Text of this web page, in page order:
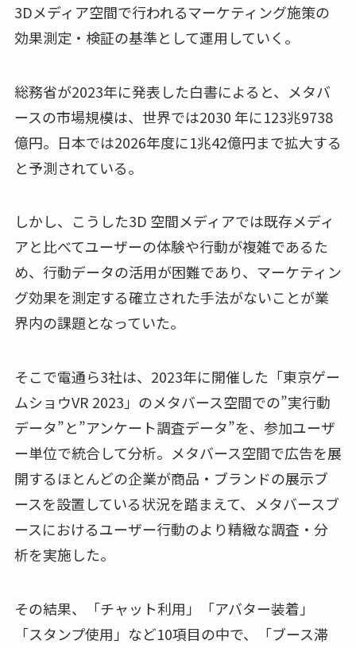
3Dメディア空間で行われるマーケティング施策の
効果測定・検証の基準として運用していく。
総務省が2023年に発表した白書によると、メタバ
ースの市場規模は、世界では2030 年に123兆9738
億円。日本では2026年度に1兆42億円まで拡大する
と予測されている。
しかし、こうした3D 空間メディアでは既存メディ
アと比べてユーザーの体験や行動が複雑であるた
め、行動データの活用が困難であり、マーケティン
グ効果を測定する確立された手法がないことが業
界内の課題となっていた。
そこで電通ら3社は、2023年に開催した「東京ゲー
ムショウVR 2023」のメタバース空間での”実行動
データ”と”アンケート調査データ”を、参加ユーザ
ー単位で統合して分析。メタバース空間で広告を展
開するほとんどの企業が商品・ブランドの展示ブ
ースを設置している状況を踏まえて、メタバースブ
ースにおけるユーザー行動のより精緻な調査・分
析を実施した。
その結果、「チャット利用」「アバター装着」
「スタンプ使用」など10項目の中で、「ブース滞